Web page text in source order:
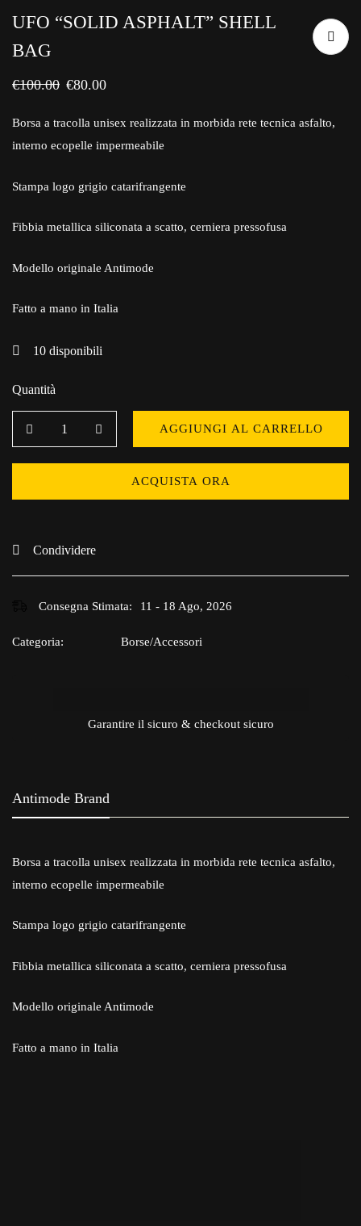
UFO “SOLID ASPHALT” SHELL
BAG
€100.00 €80.00
Borsa a tracolla unisex realizzata in morbida rete tecnica asfalto,
interno ecopelle impermeabile
Stampa logo grigio catarifrangente
Fibbia metallica siliconata a scatto, cerniera pressofusa
Modello originale Antimode
Fatto a mano in Italia
10 disponibili
Quantità
AGGIUNGI AL CARRELLO
ACQUISTA ORA
Condividere
Consegna Stimata: 11 - 18 Ago, 2026
Categoria: Borse/Accessori
Garantire il sicuro & checkout sicuro
Antimode Brand
Borsa a tracolla unisex realizzata in morbida rete tecnica asfalto,
interno ecopelle impermeabile
Stampa logo grigio catarifrangente
Fibbia metallica siliconata a scatto, cerniera pressofusa
Modello originale Antimode
Fatto a mano in Italia